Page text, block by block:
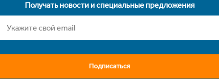
Получать новости и специальные предложения
Подписаться